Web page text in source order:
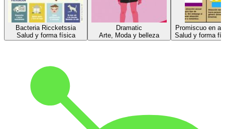
Bacteria Riccketssia
Salud y forma física
Dramatic
Arte, Moda y belleza
Promiscuo en
Salud y forma